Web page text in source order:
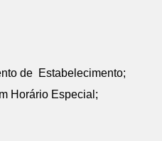
de Estabelecimento;
Horário Especial;